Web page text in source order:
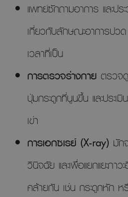
แพทย์ซักถามอาการ และป
เกี่ยวกับลักษณะอาการปวด
เวลาที่เป็น
การตรวจร่างกาย ตรวจ
ปุ่มกระดูกที่นูนขึ้น และประเ
เข่า
การเอกซเรย์ (X-ray) มัก
วินิจฉัย และเพื่อแยกแยะภา
คล้ายกัน เช่น กระดูกหัก ห